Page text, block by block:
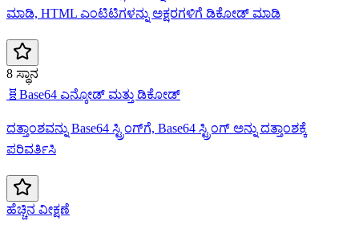
ಮಾಡಿ, HTML ಎಂಟಿಟಿಗಳನ್ನು ಅಕ್ಷರಗಳಿಗೆ ಡಿಕೋಡ್ ಮಾಡಿ
8 ಸ್ಥಾನ
🧬 Base64 ಎನ್ಕೋಡ್ ಮತ್ತು ಡಿಕೋಡ್
ದತ್ತಾಂಶವನ್ನು Base64 ಸ್ಟ್ರಿಂಗ್‌ಗೆ, Base64 ಸ್ಟ್ರಿಂಗ್ ಅನ್ನು ದತ್ತಾಂಶಕ್ಕೆ
ಪರಿವರ್ತಿಸಿ
ಹೆಚ್ಚಿನ ವೀಕ್ಷಣೆ